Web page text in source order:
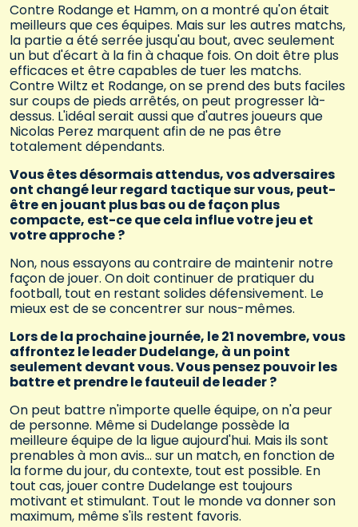
Contre Rodange et Hamm, on a montré qu'on était
meilleurs que ces équipes. Mais sur les autres matchs,
la partie a été serrée jusqu'au bout, avec seulement
un but d'écart à la fin à chaque fois. On doit être plus
efficaces et être capables de tuer les matchs.
Contre Wiltz et Rodange, on se prend des buts faciles
sur coups de pieds arrêtés, on peut progresser là-
dessus. L'idéal serait aussi que d'autres joueurs que
Nicolas Perez marquent afin de ne pas être
totalement dépendants.
Vous êtes désormais attendus, vos adversaires
ont changé leur regard tactique sur vous, peut-
être en jouant plus bas ou de façon plus
compacte, est-ce que cela influe votre jeu et
votre approche ?
Non, nous essayons au contraire de maintenir notre
façon de jouer. On doit continuer de pratiquer du
football, tout en restant solides défensivement. Le
mieux est de se concentrer sur nous-mêmes.
Lors de la prochaine journée, le 21 novembre, vous
affrontez le leader Dudelange, à un point
seulement devant vous. Vous pensez pouvoir les
battre et prendre le fauteuil de leader ?
On peut battre n'importe quelle équipe, on n'a peur
de personne. Même si Dudelange possède la
meilleure équipe de la ligue aujourd'hui. Mais ils sont
prenables à mon avis… sur un match, en fonction de
la forme du jour, du contexte, tout est possible. En
tout cas, jouer contre Dudelange est toujours
motivant et stimulant. Tout le monde va donner son
maximum, même s'ils restent favoris.